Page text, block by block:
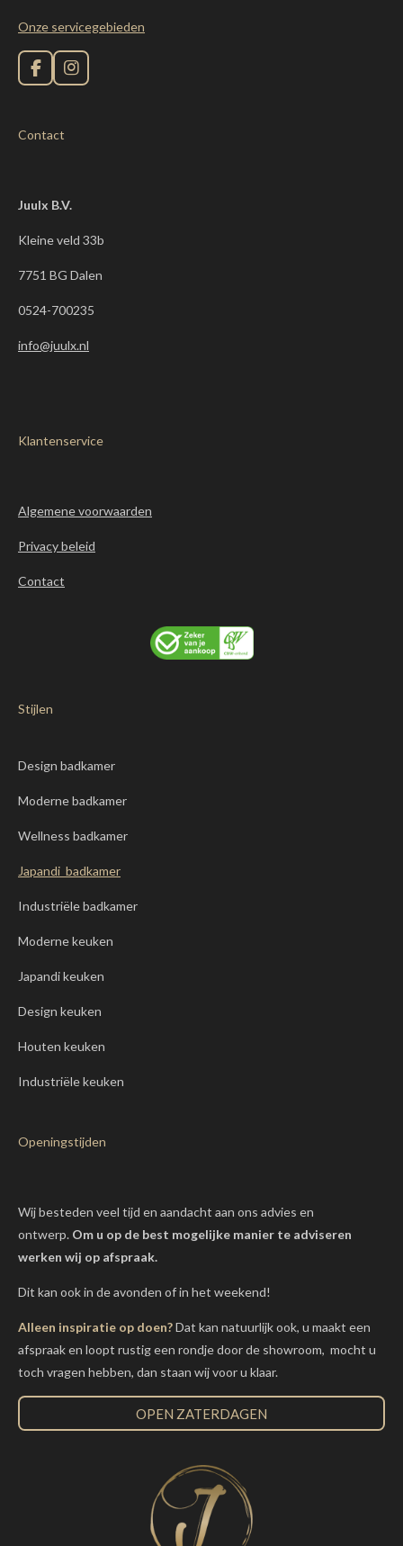
Onze servicegebieden
F
a
b
I
n
m
Contact
Juulx B.V.
Kleine veld 33b
7751 BG Dalen
0524-700235
info@juulx.nl
Klantenservice
Algemene voorwaarden
Privacy beleid
Contact
Stijlen
Design badkamer
Moderne badkamer
Wellness badkamer
Japandi badkamer
Industriële badkamer
Moderne keuken
Japandi keuken
Design keuken
Houten keuken
Industriële keuken
Openingstijden
Wij besteden veel tijd en aandacht aan ons advies en
ontwerp. Om u op de best mogelijke manier te adviseren
werken wij op afspraak.
Dit kan ook in de avonden of in het weekend!
Alleen inspiratie op doen?Dat kan natuurlijk ook, u maakt een
afspraak en loopt rustig een rondje door de showroom, mocht u
toch vragen hebben, dan staan wij voor u klaar.
OPEN ZATERDAGEN